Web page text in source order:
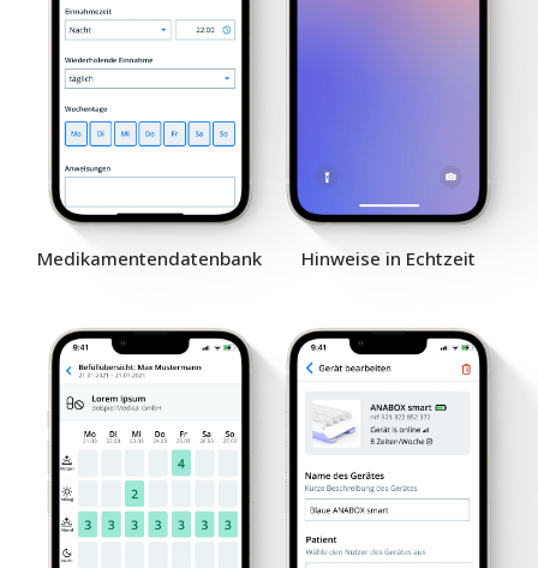
Medikamentendatenbank Hinweise in Echtzeit